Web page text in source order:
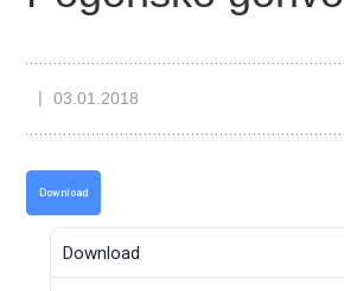
03.01.2018
Download
Download